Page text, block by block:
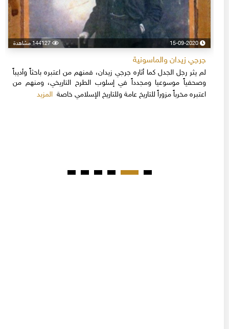
15-09-2020 144127 مشاهدة
جرجي زيدان والماسونية
لم يثر رجل الجدل كما أثاره جرجي زيدان، فمنهم من اعتبره باحثاً وأديباً
وصحفياً موسوعيا ومجدداً في إسلوب الطرح التاريخي، ومنهم من
اعتبره مخرباً مزوراً للتاريخ عامة وللتاريخ الإسلامي خاصةالمزيد